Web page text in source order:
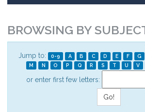
BROWSING BY
Jump to: 0-9 A B C D E F G
M
N O P Q R S T U V
or enter first few letters: